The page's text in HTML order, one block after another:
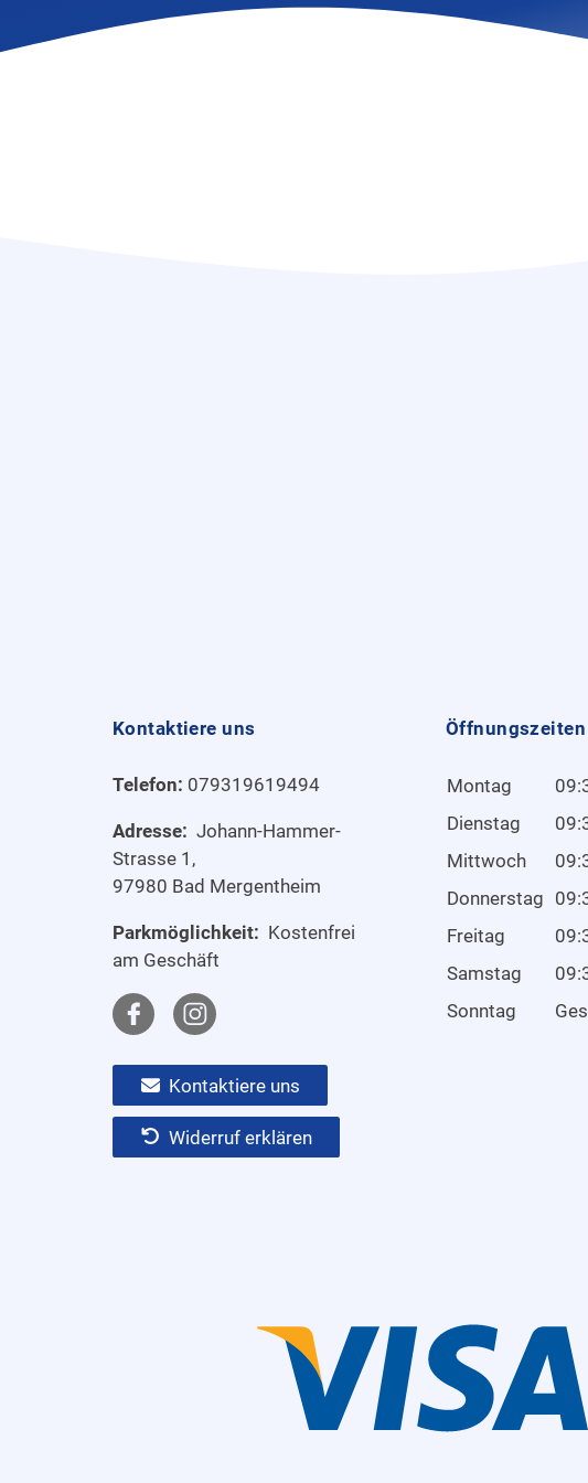
Kontaktiere uns
Telefon: 079319619494
Adresse: Johann-Hammer-
Strasse 1,
97980 Bad Mergentheim
Parkmöglichkeit: Kostenfrei
am Geschäft
Kontaktiere uns
Widerruf erklären
Öffnungszeiten
Montag
Dienstag
Mittwoch
Donnerstag
Freitag
Samstag
Sonntag